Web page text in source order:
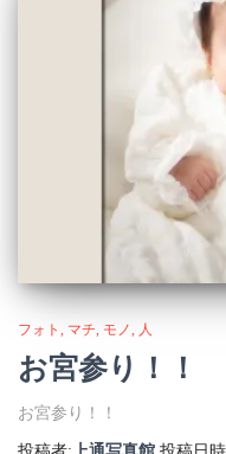
フォト マチ モノ 人
お宮参り！！
お宮参り！！